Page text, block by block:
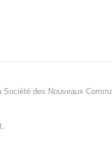
Société des Nouveaux
,